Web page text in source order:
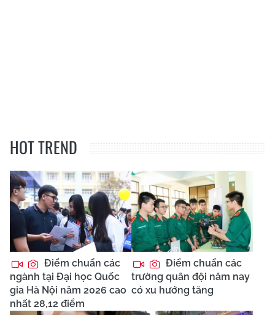
HOT TREND
Điểm chuẩn các
ngành tại Đại học Quốc
gia Hà Nội năm 2026 cao
nhất 28,12 điểm
Điểm chuẩn các
trường quân đội năm nay
có xu hướng tăng